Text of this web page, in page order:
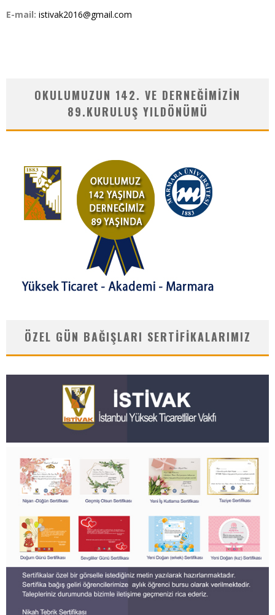
E-mail: istivak2016@gmail.com
OKULUMUZUN 142. VE DERNEĞIMIZIN
89.KURULUŞ YILDÖNÜMÜ
ÖZEL GÜN BAĞIŞLARI SERTIFIKALARIMIZ